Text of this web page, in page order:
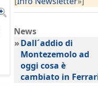
News
»Dall´addio di
Montezemolo ad
oggi cosa è
cambiato in